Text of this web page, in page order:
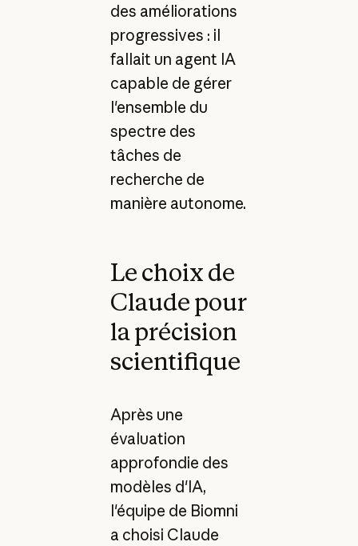
des améliorations
progressives : il
fallait un agent IA
capable de gérer
l'ensemble du
spectre des
tâches de
recherche de
manière autonome.
Le choix de
Claude pour
la précision
scientifique
Après une
évaluation
approfondie des
modèles d'IA,
l'équipe de Biomni
a choisi Claude